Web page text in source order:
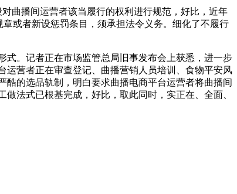
曲播间运营者该当履行的权利进行规范，好比，近年
或者新设惩罚条目，须承担法令义务。细化了不履行
。记者正在市场监管总局旧事发布会上获悉，进一步
运营者正在审查登记、曲播营销人员培训、食物平安风
的选品轨制，明白要求曲播电商平台运营者将曲播间
法式已根基完成，好比，取此同时，实正在、全面、